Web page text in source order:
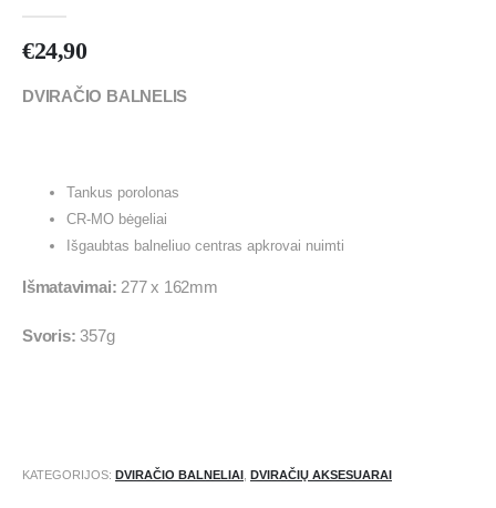
€24,90
DVIRAČIO BALNELIS
Tankus porolonas
CR-MO bėgeliai
Išgaubtas balneliuo centras apkrovai nuimti
Išmatavimai: 277 x 162mm
Svoris: 357g
KATEGORIJOS: DVIRAČIO BALNELIAI DVIRAČIŲ AKSESUARAI